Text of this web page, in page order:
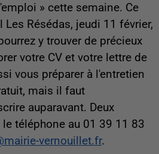
» cette semaine. Ce
Les Résédas, jeudi 11 février,
y trouver de précieux
votre CV et votre lettre de
vous préparer à l'entretien
mais il faut
auparavant. Deux
téléphone au 01 39 11 83
vernouillet.fr.